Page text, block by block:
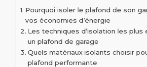
Pourquoi isoler le plafond de son
vos économies d’énergie
Les techniques d’isolation les plus
un plafond de garage
Quels matériaux isolants choisir
plafond performante